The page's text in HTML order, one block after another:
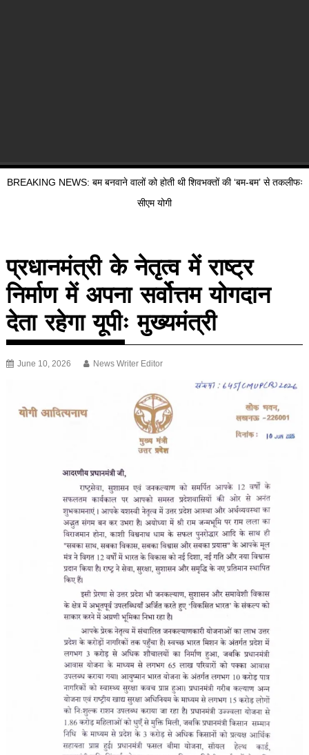
BREAKING NEWS: बम बनवाने वालों को होती थी शिवभक्तों की ‘बम-बम’ से तकलीफः
सीएम योगी
प्रधानमंत्री के नेतृत्व में राष्ट्र
निर्माण में अपना सर्वोत्तम योगदान
देता रहेगा यूपीः मुख्यमंत्री
June 10, 2026 News Writer Editor